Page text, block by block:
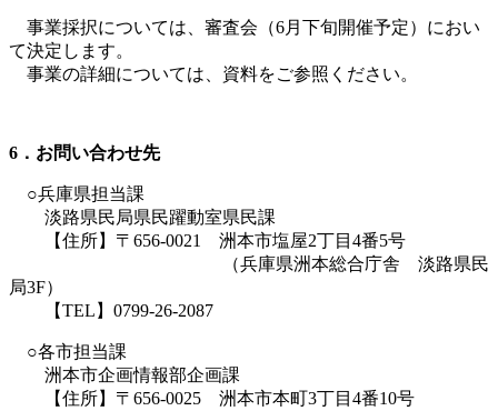
事業採択については、審査会（6月下旬開催予定）におい
て決定します。
事業の詳細については、資料をご参照ください。
6 ．お問い合わせ先
○兵庫県担当課
淡路県民局県民躍動室県民課
【住所】〒656-0021 洲本市塩屋2丁目4番5号
（兵庫県洲本総合庁舎 淡路県民
局3F）
【TEL】0799-26-2087
○各市担当課
洲本市企画情報部企画課
【住所】〒656-0025 洲本市本町3丁目4番10号